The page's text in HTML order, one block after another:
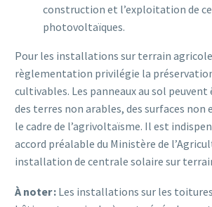
construction et l’exploitation de
photovoltaïques.
Pour les installations sur terrain
règlementation privilégie la
cultivables. Les panneaux au sol
des terres non arables, des surfaces non
le cadre de l’agrivoltaïsme. Il est
accord préalable du Ministère de
installation de centrale solaire sur
À noter : Les installations sur les